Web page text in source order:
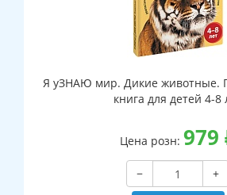
Я уЗНАЮ мир. Дикие животные.
книга для детей 4-8
Цена розн: 979
−
+